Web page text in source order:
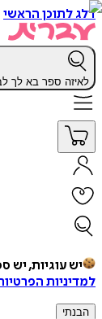
דלג לתוכן הראשי
לאיזה ספר בא לך
יש עוגיות, יש
למדיניות
הבנתי